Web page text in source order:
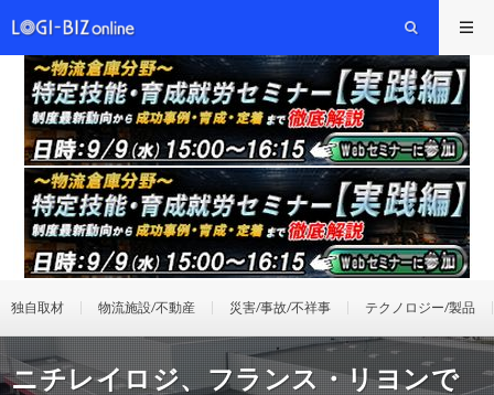
独自取材 物流施設/不動産 災害/事故/不祥事 テクノロジー/製品
ニチレイロジ、フランス・リヨンで